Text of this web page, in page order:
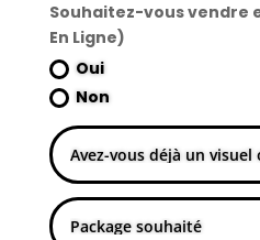
Souhaitez-vous vendre
En Ligne)
Oui
Non